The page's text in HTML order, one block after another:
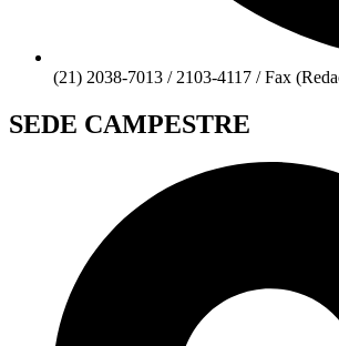
(21) 2038-7013 / 2103-4117 / Fax
SEDE CAMPESTRE